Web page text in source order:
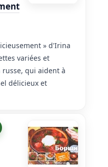
» d'Irina
variées et
russe, qui aident à
délicieux et